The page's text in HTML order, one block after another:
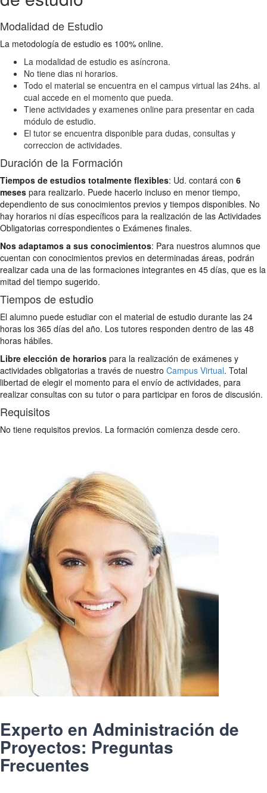
Modalidad de Estudio
La metodología de estudio es 100% online.
La modalidad de estudio es asíncrona.
No tiene dias ni horarios.
Todo el material se encuentra en el campus virtual las 24hs. al
cual accede en el momento que pueda.
Tiene actividades y examenes online para presentar en cada
módulo de estudio.
El tutor se encuentra disponible para dudas, consultas y
correccion de actividades.
Duración de la Formación
Tiempos de estudios totalmente flexibles: Ud. contará con 6
meses para realizarlo. Puede hacerlo incluso en menor tiempo,
dependiento de sus conocimientos previos y tiempos disponibles. No
hay horarios ni días específicos para la realización de las Actividades
Obligatorias correspondientes o Exámenes finales.
Nos adaptamos a sus conocimientos: Para nuestros alumnos que
cuentan con conocimientos previos en determinadas áreas, podrán
realizar cada una de las formaciones integrantes en 45 días, que es la
mitad del tiempo sugerido.
Tiempos de estudio
El alumno puede estudiar con el material de estudio durante las 24
horas los 365 días del año. Los tutores responden dentro de las 48
horas hábiles.
Libre elección de horarios para la realización de exámenes y
actividades obligatorias a través de nuestro Campus Virtual. Total
libertad de elegir el momento para el envío de actividades, para
realizar consultas con su tutor o para participar en foros de discusión.
Requisitos
No tiene requisitos previos. La formación comienza desde cero.
Experto en Administración de
Proyectos: Preguntas
Frecuentes